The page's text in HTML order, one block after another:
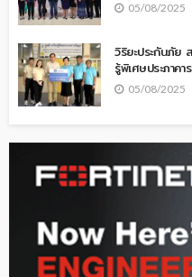
05/08/2025
วิริยะประกันภัย
รู้พิเศษประภาค
05/08/2025